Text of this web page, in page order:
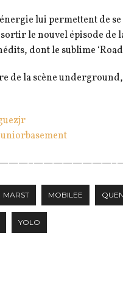
lui permettent de
le nouvel épisode de
dont le sublime
de la scène
————————–
MARST MOBILEE
YOLO